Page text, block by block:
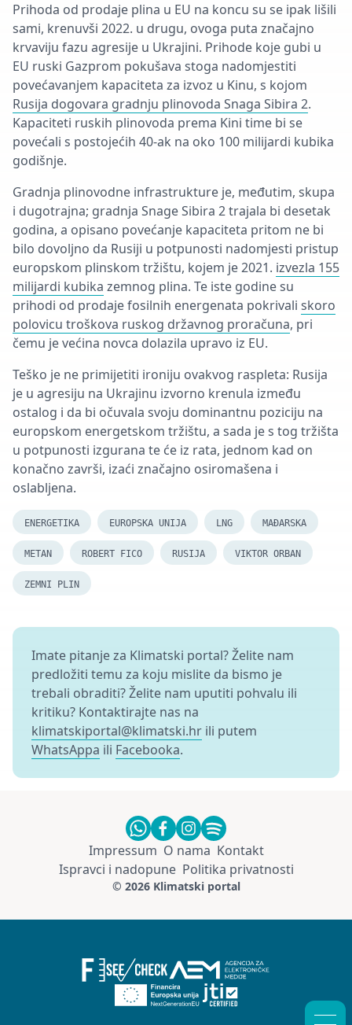
Prihoda od prodaje plina u EU na koncu su se ipak lišili
sami, krenuvši 2022. u drugu, ovoga puta značajno
krvaviju fazu agresije u Ukrajini. Prihode koje gubi u
EU ruski Gazprom pokušava stoga nadomjestiti
povećavanjem kapaciteta za izvoz u Kinu, s kojom
Rusija dogovara gradnju plinovoda Snaga Sibira 2.
Kapaciteti ruskih plinovoda prema Kini time bi se
povećali s postojećih 40-ak na oko 100 milijardi kubika
godišnje.
Gradnja plinovodne infrastrukture je, međutim, skupa
i dugotrajna; gradnja Snage Sibira 2 trajala bi desetak
godina, a opisano povećanje kapaciteta pritom ne bi
bilo dovoljno da Rusiji u potpunosti nadomjesti pristup
europskom plinskom tržištu, kojem je 2021. izvezla 155
milijardi kubika zemnog plina. Te iste godine su
prihodi od prodaje fosilnih energenata pokrivali skoro
polovicu troškova ruskog državnog proračuna, pri
čemu je većina novca dolazila upravo iz EU.
Teško je ne primijetiti ironiju ovakvog raspleta: Rusija
je u agresiju na Ukrajinu izvorno krenula između
ostalog i da bi očuvala svoju dominantnu poziciju na
europskom energetskom tržištu, a sada je s tog tržišta
u potpunosti izgurana te će iz rata, jednom kad on
konačno završi, izaći značajno osiromašena i
oslabljena.
ENERGETIKA EUROPSKA UNIJA LNG MAĐARSKA
METAN ROBERT FICO RUSIJA VIKTOR ORBAN
ZEMNI PLIN
Imate pitanje za Klimatski portal? Želite nam
predložiti temu za koju mislite da bismo je
trebali obraditi? Želite nam uputiti pohvalu ili
kritiku? Kontaktirajte nas na
klimatskiportal@klimatski.hr ili putem
WhatsAppa ili Facebooka.
Impressum O nama Kontakt
Ispravci i nadopune Politika privatnosti
© 2026 Klimatski portal